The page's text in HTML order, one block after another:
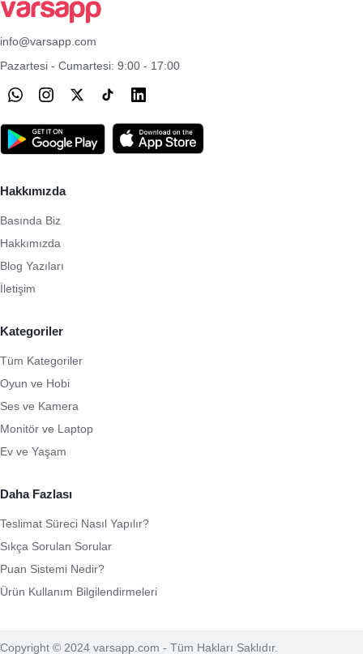
info@varsapp.com
Pazartesi - Cumartesi: 9:00 - 17:00
Hakkımızda
Basında Biz
Hakkımızda
Blog Yazıları
İletişim
Kategoriler
Tüm Kategoriler
Oyun ve Hobi
Ses ve Kamera
Monitör ve Laptop
Ev ve Yaşam
Daha Fazlası
Teslimat Süreci Nasıl Yapılır?
Sıkça Sorulan Sorular
Puan Sistemi Nedir?
Ürün Kullanım Bilgilendirmeleri
Copyright © 2024 varsapp.com - Tüm Hakları Saklıdır.